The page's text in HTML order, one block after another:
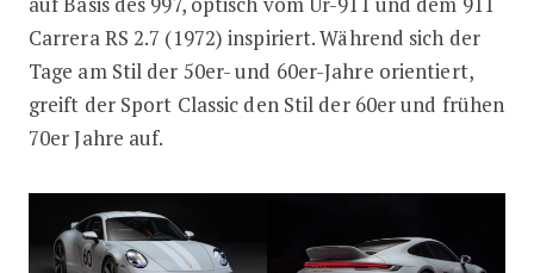
Carrera RS 2.7 (1972) inspiriert. Während sich der
Tage am Stil der 50er- und 60er-Jahre orientiert,
greift der Sport Classic den Stil der 60er und frühen
70er Jahre auf.